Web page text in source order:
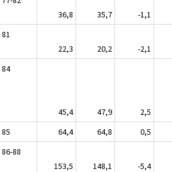
36,8
35,7
-1,1
81
22,3
20,2
-2,1
84
45,4 47,9
2,5
85 64,4 64,8
0,5
86-88
153,5
148,1
-5,4